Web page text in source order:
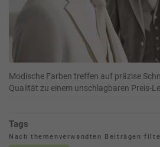
Modische Farben treffen auf präzise
Qualität zu einem unschlagbaren Preis-
Tags
Nach themenverwandten Beiträgen